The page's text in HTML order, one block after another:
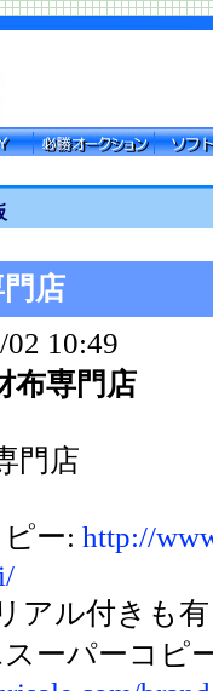
店
10:49
布専門店
門店
ー: http://
アル付きも
ーパーコピ